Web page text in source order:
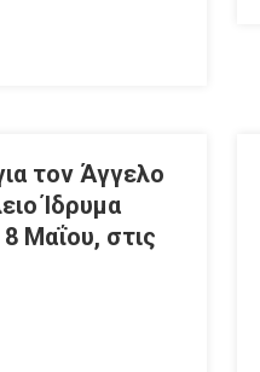
τον Άγγελο
Ίδρυμα
Μαΐου, στις